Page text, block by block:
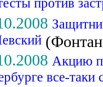
против
Акцию
все-таки